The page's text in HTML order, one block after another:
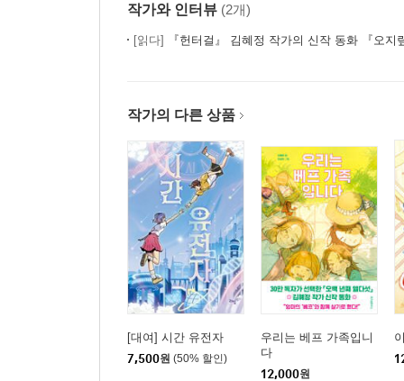
작가와 인터뷰 (2개)
[읽다] 『헌터걸』 김혜정 작가의 신작 동화 『오지
작가의 다른 상품
[대여] 시간 유전자
7,500원 (50% 할인)
우리는 베프 가족입니
다
12,000원